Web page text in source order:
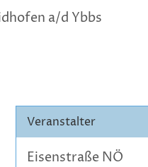
a/d Ybbs
Veranstalter
Eisenstraße NÖ